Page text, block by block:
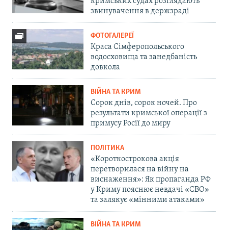
звинувачення в держзраді
ФОТОГАЛЕРЕЇ
Краса Сімферопольського
водосховища та занедбаність
довкола
ВІЙНА ТА КРИМ
Сорок днів, сорок ночей. Про
результати кримської операції з
примусу Росії до миру
ПОЛІТИКА
«Короткострокова акція
перетворилася на війну на
виснаження»: Як пропаганда РФ
у Криму пояснює невдачі «СВО»
та залякує «мінними атаками»
ВІЙНА ТА КРИМ